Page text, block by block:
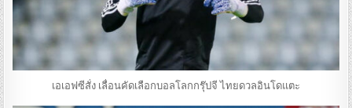
เอเอฟซีสั่ง เลื่อนคัดเลือกบอลโลกกรุ๊ปจี ไทยดวลอินโดแตะ